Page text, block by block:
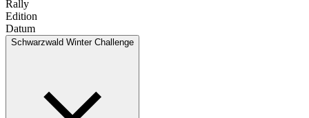
Rally
Edition
Datum
Schwarzwald Winter Challenge